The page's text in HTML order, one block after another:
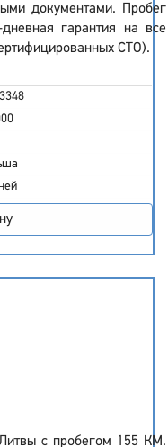
документами. Пробег
гарантия на все
СТО).
с пробегом 155 КМ.